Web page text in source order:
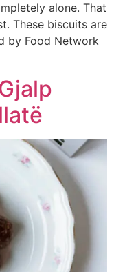
alone. That
These biscuits are
by Food Network